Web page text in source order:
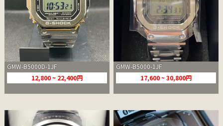
GMW-B5000D-1JF
12,800 ~ 22,400円
GMW-B5000-1JF
17,600 ~ 30,800円